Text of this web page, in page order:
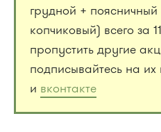
грудной + поясничный
копчиковый) всего за
пропустить другие
подписывайтесь на их
и вконтакте